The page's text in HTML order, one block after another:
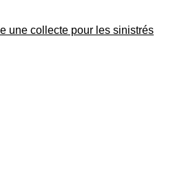
une collecte pour les sinistrés